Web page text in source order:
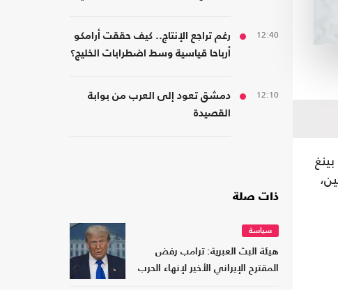
12:40
رغم تراجع الإنتاج.. كيف حققت أرامكو
أرباحا قياسية وسط اضطرابات الخليج؟
12:10
دمشق تعود إلى العرب من بوابة
القصيدة
ذات صلة
سياسة
هيئة البث العبرية: ترامب رفض
المقترح الإيراني الأخير لإنهاء الحرب